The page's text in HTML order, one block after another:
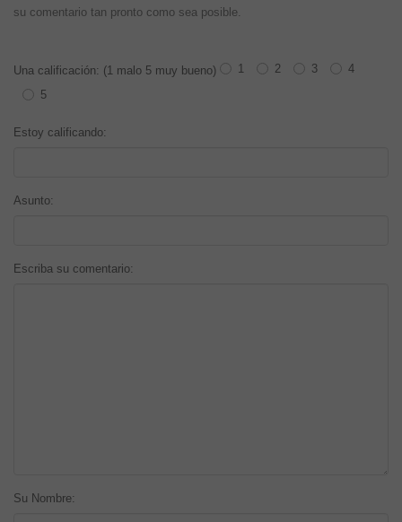
su comentario tan pronto como sea posible.
Una calificación: (1 malo 5 muy bueno) 1 2 3
4
5
Estoy calificando:
Asunto:
Escriba su comentario:
Su Nombre: